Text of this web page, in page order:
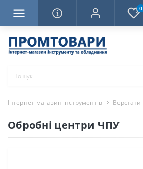
0
Інтернет-магазин інструментів Верстати
Обробні центри ЧПУ